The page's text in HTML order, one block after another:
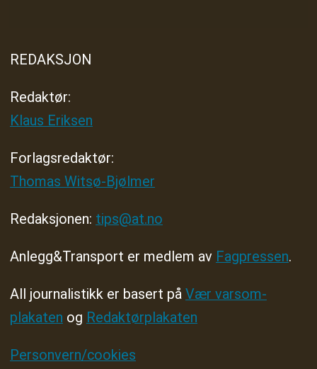
REDAKSJON
Redaktør:
Klaus Eriksen
Forlagsredaktør:
Thomas Witsø-Bjølmer
Redaksjonen: tips@at.no
Anlegg&Transport er medlem av Fagpressen.
All journalistikk er basert på Vær varsom-
plakaten og Redaktørplakaten
Personvern/cookies